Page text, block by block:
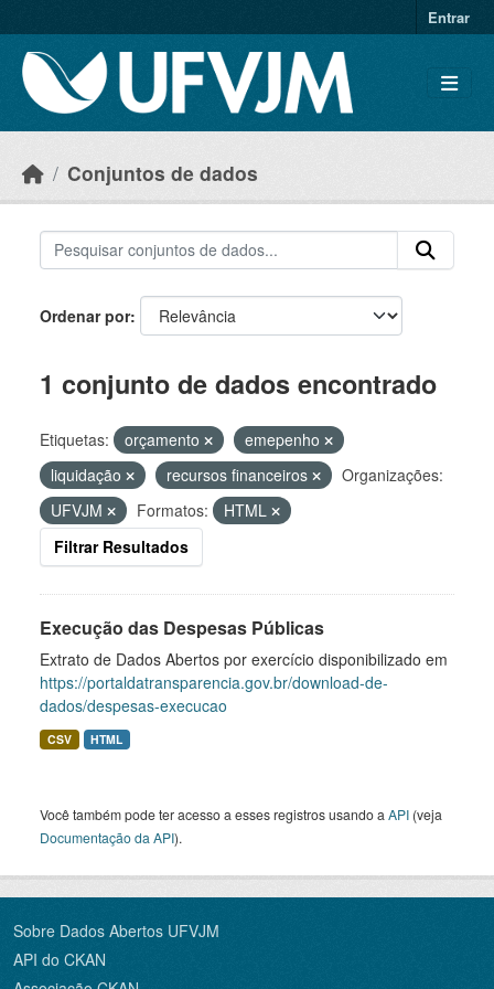
Entrar
Conjuntos de dados
Ordenar por
1 conjunto de dados encontrado
Etiquetas: orçamento
emepenho
liquidação
recursos financeiros
Organizações:
UFVJM
Formatos:
HTML
Filtrar Resultados
Execução das Despesas Públicas
Extrato de Dados Abertos por exercício disponibilizado em
https://portaldatransparencia.gov.br/download-de-
dados/despesas-execucao
CSV HTML
Você também pode ter acesso a esses registros usando a API (veja
Documentação da API).
Sobre Dados Abertos UFVJM
API do CKAN